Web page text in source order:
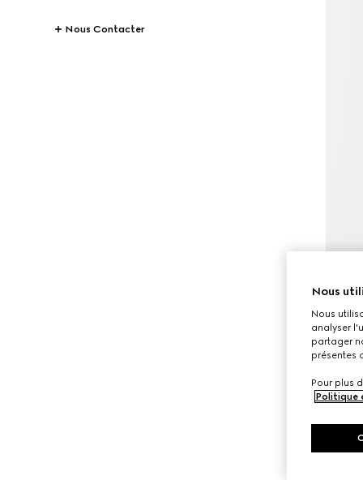
Nous Contacter
Nous
Nous
analyser
partager
présentes
Pour plus
Politique